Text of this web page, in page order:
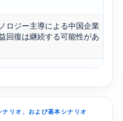
ロジー主導による中国企業
回復は継続する可能性があ
リオ、および基本シナリオ